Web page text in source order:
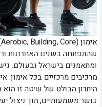
שהתפתחה בשנים האחרונות
ומתאמנים בישראל ובעולם.
מרכיבים מרכזיים בכל אימון:
היתרון הבולט של שיטה זו
כושר משמעותיים, תוך ניצול